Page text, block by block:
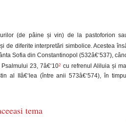
(de pâine și vin) de la pastoforion
de diferite interpretări simbolice. Acestea
Sofia din Constantinopol (532â€‘537),
23, 7â€‘102 cu refrenul Aliluia și
al IIâ€‘lea (între anii 573â€‘574), în
tema